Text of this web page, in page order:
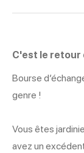
C'est le retour
Bourse
genre !
Vous êtes
avez un